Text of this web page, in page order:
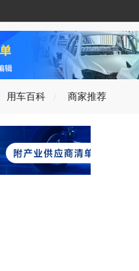
用车百科 商家推荐